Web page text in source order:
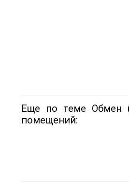
Еще по теме Обмен
помещений: